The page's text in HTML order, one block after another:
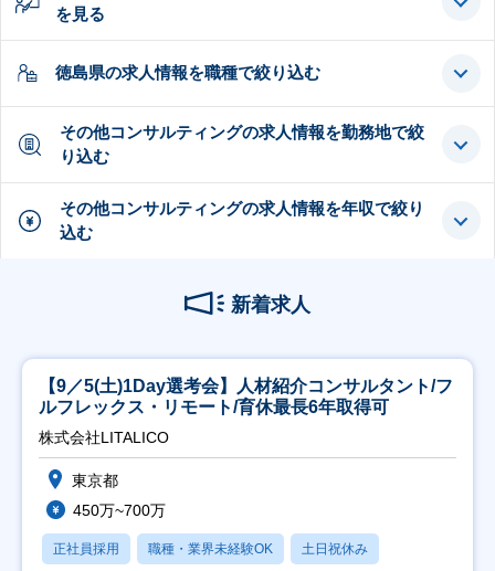
を見る
徳島県の求人情報を職種で絞り込む
その他コンサルティングの求人情報を勤務地で絞
り込む
その他コンサルティングの求人情報を年収で絞り
込む
新着求人
【9／5(土)1Day選考会】人材紹介コンサルタント/フ
ルフレックス・リモート/育休最長6年取得可
株式会社LITALICO
東京都
450万~700万
正社員採用 職種・業界未経験OK 土日祝休み